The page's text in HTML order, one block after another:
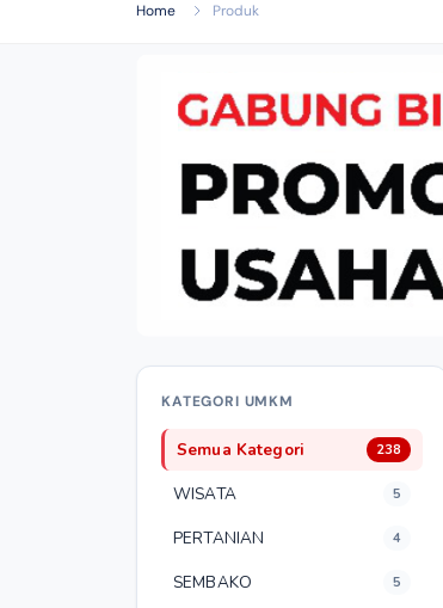
Home Produk
KATEGORI UMKM
Semua Kategori 238
WISATA 5
PERTANIAN 4
SEMBAKO 5